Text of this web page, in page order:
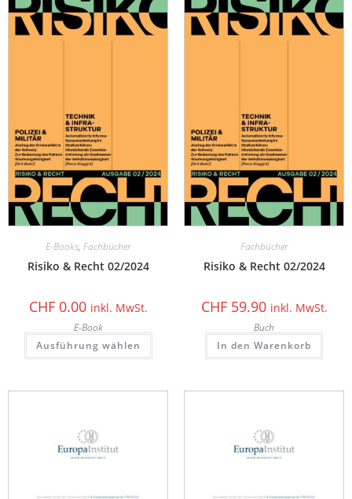
E-Books, Fachbücher
Risiko & Recht 02/2024
CHF0.00 inkl. MwSt.
E-Book
Ausführung wählen
Fachbücher
Risiko & Recht 02/2024
CHF59.90 inkl. MwSt.
Buch
In den Warenkorb